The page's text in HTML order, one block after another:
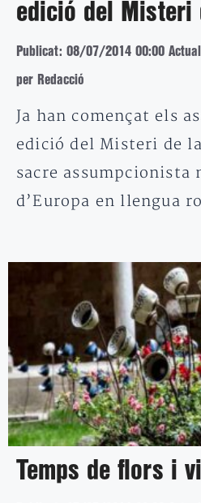
edició del Misteri
Publicat: 08/07/2014 00:00
per Redacció
Ja han començat els
edició del Misteri de
sacre assumpcionista
d’Europa en llengua
Temps de flors i